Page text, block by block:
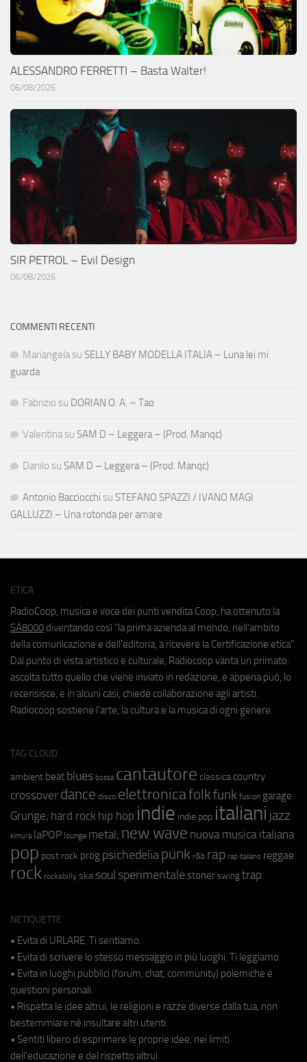
ALESSANDRO FERRETTI – Basta Walter!
06/08/2026
SIR PETROL – Evil Design
06/08/2026
COMMENTI RECENTI
Mariangela su SELLY BABY MODELLA ITALIA – Luna lei mi
guarda
Fabrizio su DORIAN O. A. – Tao
Valentina su SAM D – Leggera – (Prod. Manqc)
Danilo su SAM D – Leggera – (Prod. Manqc)
Antonio Bacciocchi su STEFANO SPAZZI / IVANO MAGI
GALLUZZI – Una rotonda per amare
ETICA
RadioCoop, musica e voce dei punti vendita Coop, ha ottenuto la
SA8000 diventando così "la prima azienda al mondo, nell'ambito
della comunicazione e dell'editoria, a ricevere la Certificazione etica".
Dal punto di vista artistico e culturale, Radiocoop vanta un primato:
ascolta tutto quello che viene inviato in redazione, e appena può, lo
recensisce, e in alcuni casi, chiede collaborazione agli artisti.
Radiocoop sostiene l'arte, la cultura e la musica di ogni genere.
TAG CLOUD
ambient beat blues bossa cantautore classica country
crossover dance disco elettronicafolkfunk fusion garage
Grunge; hard rock hip hop indie indie pop italiani jazz
kimura laPOP lounge metal; new wave nuova musica italiana
pop post rock prog psichedeliapunk r&b rap rap italiano reggae
rock rockabilly ska soul sperimentale stoner swing trap
NETIQUETTE
• Evita di URLARE. Ti sentiamo.
• Evita di scrivere lo stesso messaggio in più luoghi. Ti leggiamo.
• Evita in luoghi pubblici (forum, chat, community) polemiche e
questioni personali.
• Rispetta le idee altrui, le religioni e razze diverse dalla tua, non
bestemmiare né insultare altri utenti.
• Sentiti libero di esprimere le proprie idee, nei limiti
dell'educazione e del rispetto altrui.